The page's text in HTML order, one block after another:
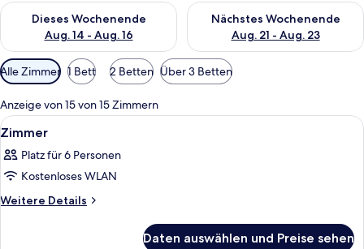
Dieses Wochenende
Aug. 14 - Aug. 16
Überprüfe die Verfügbarkeit für dieses Wochenende, Aug. 14
Nächstes Wochenende
Aug. 21 - Aug. 23
Überprüfe die Verfügbarkeit
Verfügbare
Filter
für
Zimmer
Alle Zimmer 1 Bett 2 Betten Über 3 Betten
Anzeige von 15 von 15 Zimmern
Alle
Fotos
für
Zimmer
anzeigen
Ein Hotelzimmer mit zwei Betten,
7
Zimmer
Platz für 6 Personen
Kostenloses WLAN
Weitere Details
Weitere
Daten auswählen und Preise sehen